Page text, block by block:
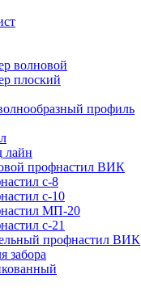
волновой
плоский
профиль
лайн
профнастил ВИК
с-8
с-10
МП-20
с-21
профнастил ВИК
забора